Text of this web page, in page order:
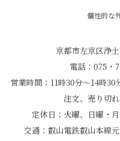
個性的な
京都市左京区浄
電話：075・
営業時間：11時30分～14時
注文、売り切れ
定休日：火曜、日曜・
交通：叡山電鉄叡山本線